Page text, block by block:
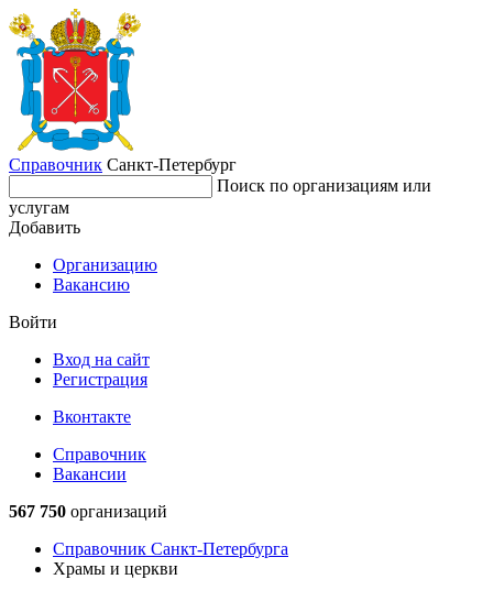
Справочник Санкт-Петербург
Поиск по организациям или
услугам
Добавить
Организацию
Вакансию
Войти
Вход на сайт
Регистрация
Вконтакте
Справочник
Вакансии
567 750 организаций
Справочник Санкт-Петербурга
Храмы и церкви